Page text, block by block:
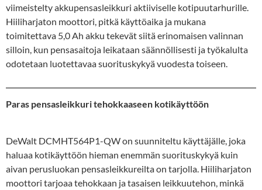
viimeistelty akkupensasleikkuri aktiiviselle kotipuutarhurille.
Hiiliharjaton moottori, pitkä käyttöaika ja mukana
toimitettava 5,0 Ah akku tekevät siitä erinomaisen valinnan
silloin, kun pensasaitoja leikataan säännöllisesti ja työkalulta
odotetaan luotettavaa suorituskykyä vuodesta toiseen.
Paras pensasleikkuri tehokkaaseen kotikäyttöön
DeWalt DCMHT564P1-QW on suunniteltu käyttäjälle, joka
haluaa kotikäyttöön hieman enemmän suorituskykyä kuin
aivan perusluokan pensasleikkureilta on tarjolla. Hiiliharjaton
moottori tarjoaa tehokkaan ja tasaisen leikkuutehon, minkä